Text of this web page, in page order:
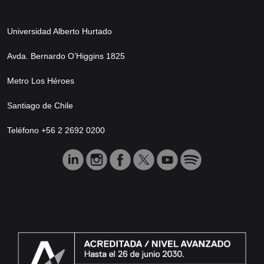
Universidad Alberto Hurtado
Avda. Bernardo O’Higgins 1825
Metro Los Héroes
Santiago de Chile
Teléfono +56 2 2692 0200